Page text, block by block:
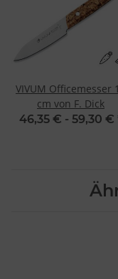
VIVUM Officemesser
cm von F. Dick
46,35 € - 59,30 €